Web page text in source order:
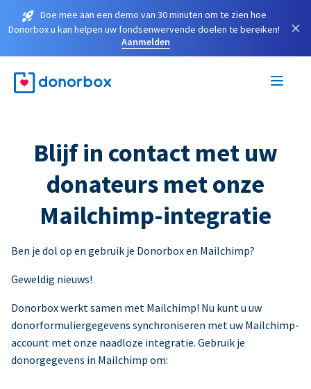
Doe mee aan een demo van 30 minuten om te zien hoe
Donorbox u kan helpen uw fondsenwervende doelen te bereiken!
Aanmelden
×
Blijf in contact met uw
donateurs met onze
Mailchimp-integratie
Ben je dol op en gebruik je Donorbox en Mailchimp?
Geweldig nieuws!
Donorbox werkt samen met Mailchimp! Nu kunt u uw
donorformuliergegevens synchroniseren met uw Mailchimp-
account met onze naadloze integratie. Gebruik je
donorgegevens in Mailchimp om: